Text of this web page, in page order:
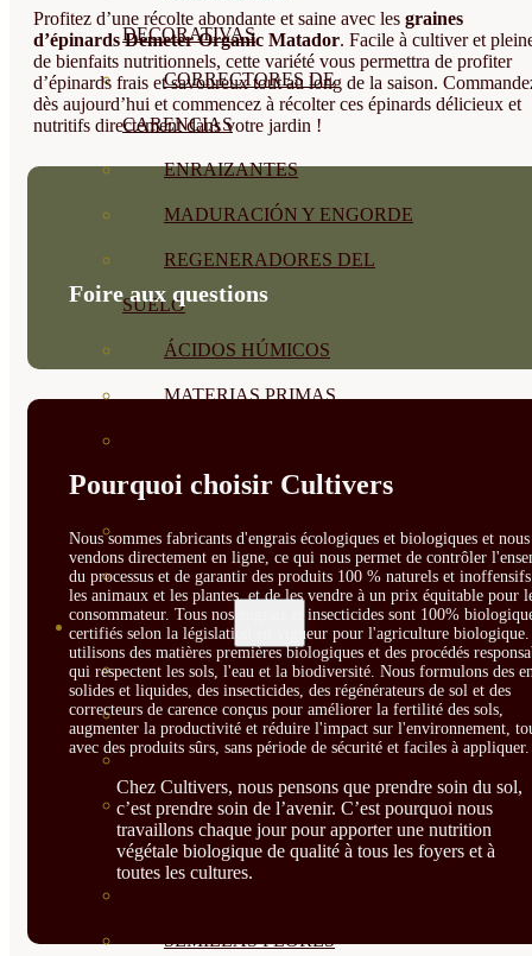
DECORATIVAS
CORRECTORES DE
CARENCIAS
ENRAIZANTES
MADURACIÓN Y ENGORDE
REGENERADORES DEL
SUELO
ÁCIDOS HÚMICOS
MATERIAS PRIMAS
PLANTAS
PLANTAS INTERIOR
GROWPUNCH
SEMILLAS
VER TODAS
BIODINÁMICAS DEMETER
HORTALIZA FRUTO
SEMILLAS HORTALIZA DE
HOJA
SEMILLAS FLORES
Profitez d’une récolte abondante et saine avec les graines
d’épinards Demeter Organic Matador. Facile à cultiver et
de bienfaits nutritionnels, cette variété vous permettra de profiter
d’épinards frais et savoureux tout au long de la saison.
dès aujourd’hui et commencez à récolter ces épinards délicieux et
nutritifs directement dans votre jardin !
Foire aux questions
Pourquoi choisir Cultivers
Nous sommes fabricants d'engrais écologiques et biologiques et nous
vendons directement en ligne, ce qui nous permet de contrôler
du processus et de garantir des produits 100 % naturels et
les animaux et les plantes, et de les vendre à un prix équitable pour
consommateur. Tous nos engrais et insecticides sont 100%
certifiés selon la législation en vigueur pour l'agriculture biologique.
utilisons des matières premières biologiques et des procédés
qui respectent les sols, l'eau et la biodiversité. Nous formulons des
solides et liquides, des insecticides, des régénérateurs de sol et des
correcteurs de carence conçus pour améliorer la fertilité des sols,
augmenter la productivité et réduire l'impact sur l'environnement,
avec des produits sûrs, sans période de sécurité et faciles à appliquer.
Chez Cultivers, nous pensons que prendre soin du sol,
c’est prendre soin de l’avenir. C’est pourquoi nous
travaillons chaque jour pour apporter une nutrition
végétale biologique de qualité à tous les foyers et à
toutes les cultures.